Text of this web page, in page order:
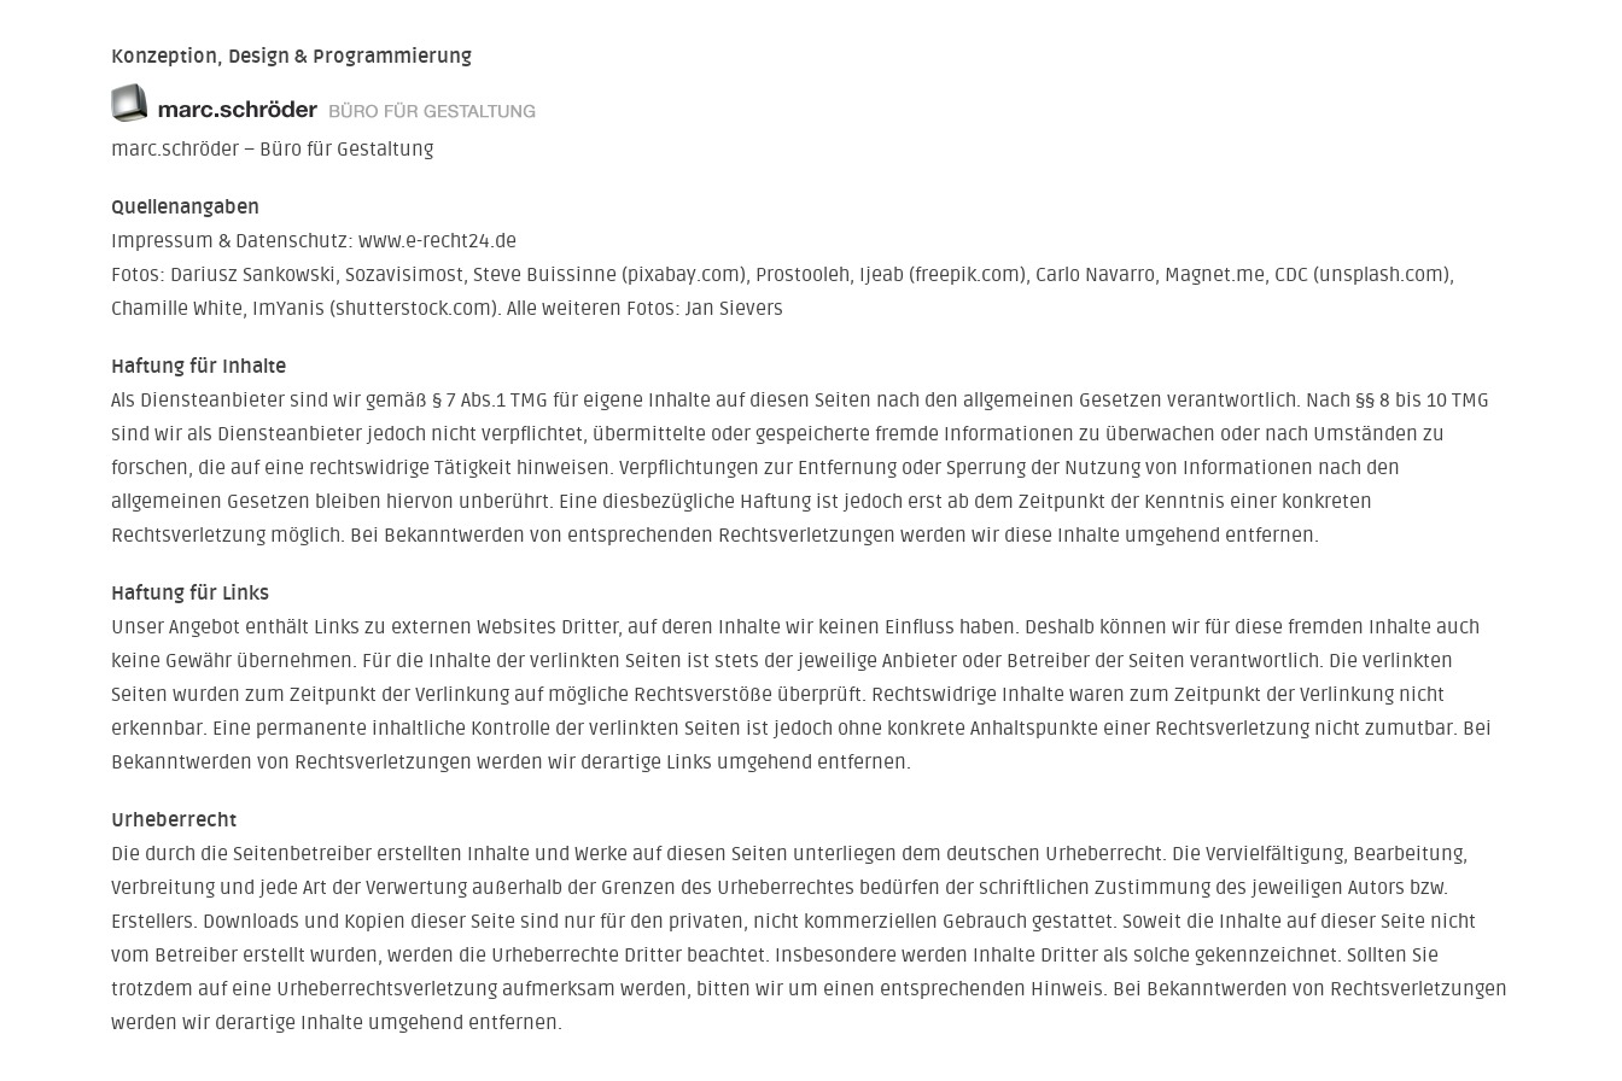
Konzeption, Design & Programmierung
marc.schröder – Büro für Gestaltung
Quellenangaben
Impressum & Datenschutz: www.e-recht24.de
Fotos: Dariusz Sankowski, Sozavisimost, Steve Buissinne (pixabay.com), Prostooleh, Ijeab (freepik.com), Carlo Navarro, Magnet.me, CDC (unsplash.com),
Chamille White, ImYanis (shutterstock.com). Alle weiteren Fotos: Jan Sievers
Haftung für Inhalte
Als Diensteanbieter sind wir gemäß § 7 Abs.1 TMG für eigene Inhalte auf diesen Seiten nach den allgemeinen Gesetzen verantwortlich. Nach §§ 8 bis 10 TMG
sind wir als Diensteanbieter jedoch nicht verpflichtet, übermittelte oder gespeicherte fremde Informationen zu überwachen oder nach Umständen zu
forschen, die auf eine rechtswidrige Tätigkeit hinweisen. Verpflichtungen zur Entfernung oder Sperrung der Nutzung von Informationen nach den
allgemeinen Gesetzen bleiben hiervon unberührt. Eine diesbezügliche Haftung ist jedoch erst ab dem Zeitpunkt der Kenntnis einer konkreten
Rechtsverletzung möglich. Bei Bekanntwerden von entsprechenden Rechtsverletzungen werden wir diese Inhalte umgehend entfernen.
Haftung für Links
Unser Angebot enthält Links zu externen Websites Dritter, auf deren Inhalte wir keinen Einfluss haben. Deshalb können wir für diese fremden Inhalte auch
keine Gewähr übernehmen. Für die Inhalte der verlinkten Seiten ist stets der jeweilige Anbieter oder Betreiber der Seiten verantwortlich. Die verlinkten
Seiten wurden zum Zeitpunkt der Verlinkung auf mögliche Rechtsverstöße überprüft. Rechtswidrige Inhalte waren zum Zeitpunkt der Verlinkung nicht
erkennbar. Eine permanente inhaltliche Kontrolle der verlinkten Seiten ist jedoch ohne konkrete Anhaltspunkte einer Rechtsverletzung nicht zumutbar. Bei
Bekanntwerden von Rechtsverletzungen werden wir derartige Links umgehend entfernen.
Urheberrecht
Die durch die Seitenbetreiber erstellten Inhalte und Werke auf diesen Seiten unterliegen dem deutschen Urheberrecht. Die Vervielfältigung, Bearbeitung,
Verbreitung und jede Art der Verwertung außerhalb der Grenzen des Urheberrechtes bedürfen der schriftlichen Zustimmung des jeweiligen Autors bzw.
Erstellers. Downloads und Kopien dieser Seite sind nur für den privaten, nicht kommerziellen Gebrauch gestattet. Soweit die Inhalte auf dieser Seite nicht
vom Betreiber erstellt wurden, werden die Urheberrechte Dritter beachtet. Insbesondere werden Inhalte Dritter als solche gekennzeichnet. Sollten Sie
trotzdem auf eine Urheberrechtsverletzung aufmerksam werden, bitten wir um einen entsprechenden Hinweis. Bei Bekanntwerden von Rechtsverletzungen
werden wir derartige Inhalte umgehend entfernen.